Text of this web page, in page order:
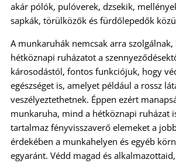
akár pólók, pulóverek, dzsekik,
sapkák, törülközők és fürdőlepedők
A munkaruhák nemcsak arra
hétköznapi ruházatot a
károsodástól, fontos funkciójuk, hogy
egészséget is, amelyet például a rossz
veszélyeztethetnek. Éppen ezért
munkaruha, mind a hétköznapi ruházat
tartalmaz fényvisszaverő elemeket a
érdekében a munkahelyen és egyéb
egyaránt. Védd magad és